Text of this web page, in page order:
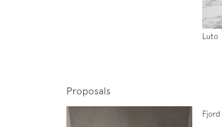
Luto
Proposals